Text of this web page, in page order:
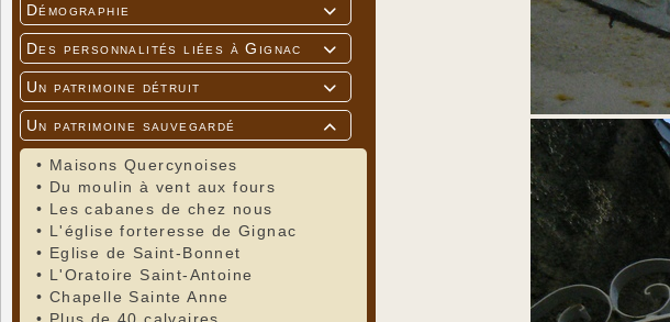

Démographie

Des personnalités liées à Gignac

Un patrimoine détruit

Un patrimoine sauvegardé
• Maisons Quercynoises
• Du moulin à vent aux fours
• Les cabanes de chez nous
• L'église forteresse de Gignac
• Eglise de Saint-Bonnet
• L'Oratoire Saint-Antoine
• Chapelle Sainte Anne